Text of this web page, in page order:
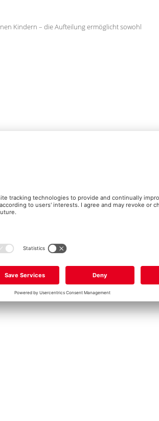
Kindern – die Aufteilung ermöglicht sowohl